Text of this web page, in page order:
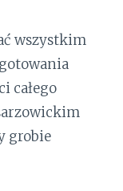
wszystkim
całego
grobie